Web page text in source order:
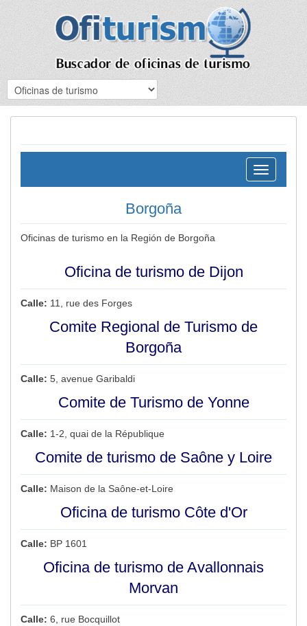
Toggle
navigation
Borgoña
Oficinas de turismo en la Región de Borgoña
Oficina de turismo de Dijon
Calle: 11, rue des Forges
Comite Regional de Turismo de
Borgoña
Calle: 5, avenue Garibaldi
Comite de Turismo de Yonne
Calle: 1-2, quai de la République
Comite de turismo de Saône y Loire
Calle: Maison de la Saône-et-Loire
Oficina de turismo Côte d'Or
Calle: BP 1601
Oficina de turismo de Avallonnais
Morvan
Calle: 6, rue Bocquillot